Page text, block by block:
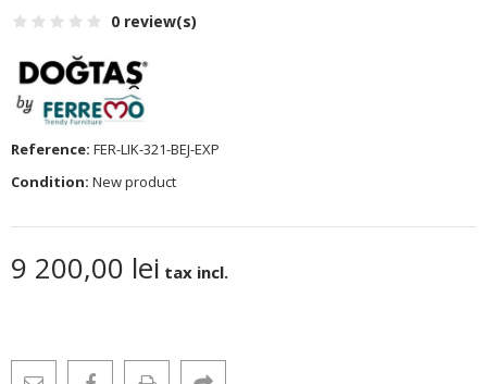
0 review(s)
Reference: FER-LIK-321-BEJ-EXP
Condition: New product
9 200,00 lei tax incl.